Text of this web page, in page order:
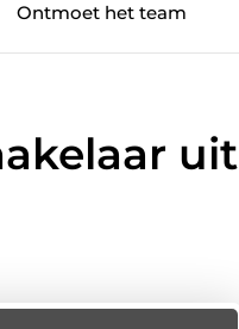
Ontmoet het team
uit